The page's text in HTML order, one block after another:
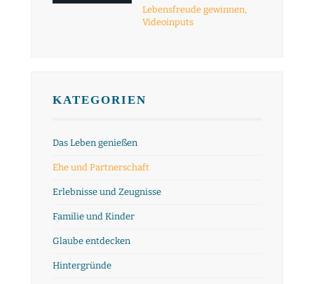
Lebensfreude gewinnen,
Videoinputs
KATEGORIEN
Das Leben genießen
Ehe und Partnerschaft
Erlebnisse und Zeugnisse
Familie und Kinder
Glaube entdecken
Hintergründe